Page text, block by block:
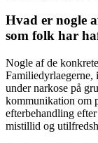
Hvad er nogle
som folk har
Nogle af de
Familiedyrlaegerne,
under narkose på
kommunikation om
efterbehandling
mistillid og